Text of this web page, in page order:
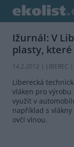
Ižurnál: V
plasty,
14.2.2012 | LIBEREC |
Liberecká
vláken pro výrobu
využít v
například s
ovčí vlnou.